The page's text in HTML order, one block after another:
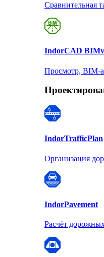
Сравнительная
IndorCAD
Просмотр, BIM-
IndorTrafficPlan
Организация
IndorPavement
Расчёт